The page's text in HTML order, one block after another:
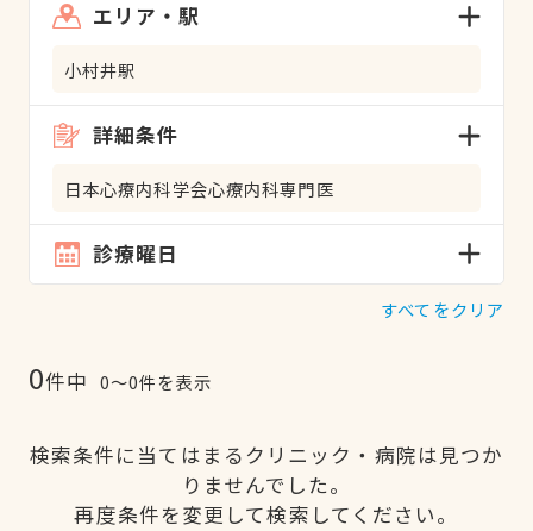
エリア・駅
小村井駅
詳細条件
日本心療内科学会心療内科専門医
診療曜日
すべてをクリア
0件中 0〜0件を表示
検索条件に当てはまるクリニック・病院は見つか
りませんでした。
再度条件を変更して検索してください。